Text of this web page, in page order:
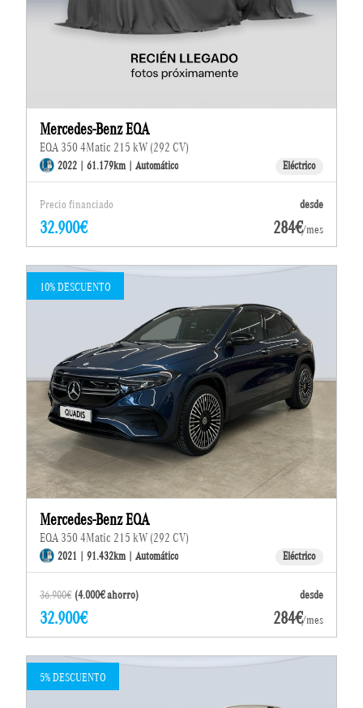
Mercedes-Benz EQA
EQA 350 4Matic 215 kW (292 CV)
2022 | 61.179km | Automático Eléctrico
Precio financiado desde
32.900€ 284€/mes
10% DESCUENTO
Mercedes-Benz EQA
EQA 350 4Matic 215 kW (292 CV)
2021 | 91.432km | Automático Eléctrico
36.900€ (4.000€ ahorro) desde
32.900€ 284€/mes
5% DESCUENTO